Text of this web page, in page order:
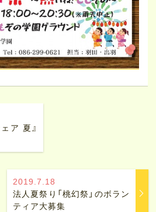
ア 夏』
2019.7.18
法人夏祭り「桃幻祭」のボラン
ティア大募集